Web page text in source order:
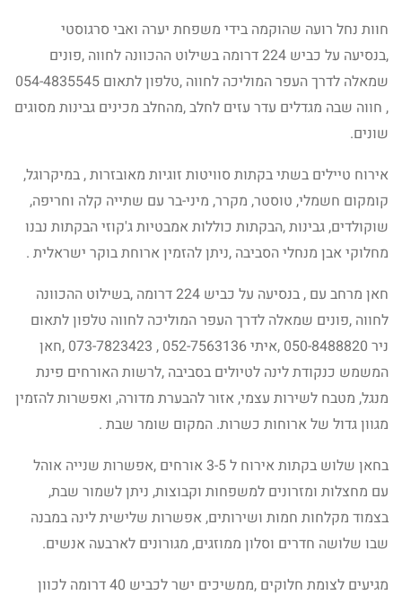
חוות נחל רועה שהוקמה בידי משפחת יערה ואבי סרגוסטי
,בנסיעה על כביש 224 דרומה בשילוט ההכוונה לחווה ,פונים
שמאלה לדרך העפר המוליכה לחווה ,טלפון לתאום 054-4835545
, חווה שבה מגדלים עדר עזים לחלב ,מהחלב מכינים גבינות מסוגים
שונים.
אירוח טיילים בשתי בקתות סוויטות זוגיות מאובזרות , במיקרוגל,
קומקום חשמלי, טוסטר, מקרר, מיני-בר עם שתייה קלה וחריפה,
שוקולדים, גבינות ,הבקתות כוללות אמבטיות ג'קוזי הבקתות נבנו
מחלוקי אבן מנחלי הסביבה ,ניתן להזמין ארוחת בוקר ישראלית .
חאן מרחב עם , בנסיעה על כביש 224 דרומה ,בשילוט ההכוונה
לחווה ,פונים שמאלה לדרך העפר המוליכה לחווה טלפון לתאום
ניר 050-8488820 ,איתי 052-7563136 , 073-7823423 ,חאן
המשמש כנקודת לינה לטיולים בסביבה ,לרשות האורחים פינת
מנגל, מטבח לשירות עצמי, אזור להבערת מדורה, ואפשרות להזמין
מגוון גדול של ארוחות כשרות. המקום שומר שבת .
בחאן שלוש בקתות אירוח ל 3-5 אורחים ,אפשרות שנייה אוהל
עם מחצלות ומזרונים למשפחות וקבוצות, ניתן לשמור שבת,
בצמוד מקלחות חמות ושירותים, אפשרות שלישית לינה במבנה
שבו שלושה חדרים וסלון ממוזגים, מגורונים לארבעה אנשים.
מגיעים לצומת חלוקים ,ממשיכים ישר לכביש 40 דרומה לכוון